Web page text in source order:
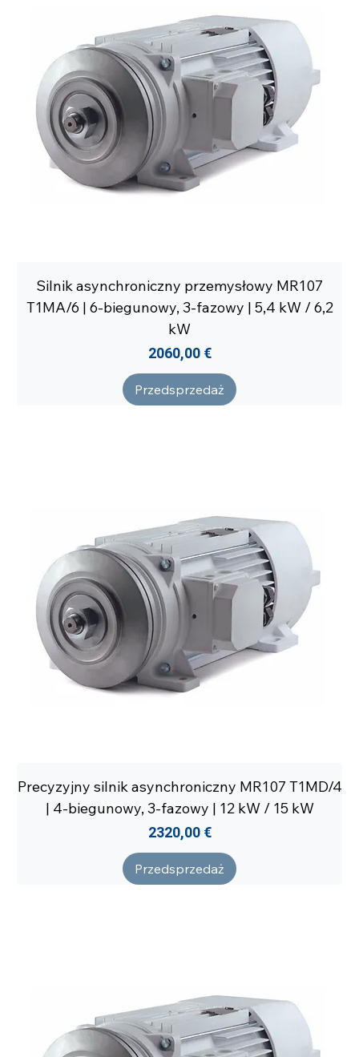
Silnik asynchroniczny przemysłowy MR107
T1MA/6 | 6-biegunowy, 3-fazowy | 5,4 kW / 6,2
kW
Cena
2060,00 €
Przedsprzedaż
Precyzyjny silnik asynchroniczny MR107 T1MD/4
| 4-biegunowy, 3-fazowy | 12 kW / 15 kW
Cena
2320,00 €
Przedsprzedaż